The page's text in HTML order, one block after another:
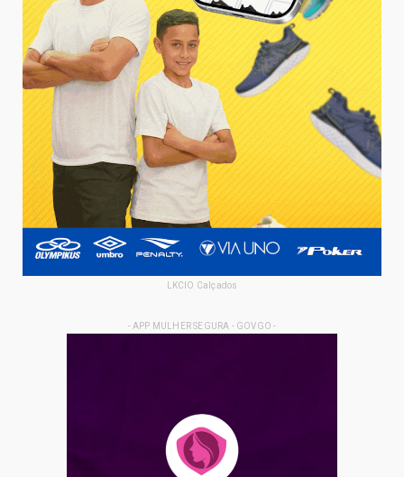
LKCIO Calçados
- APP MULHER SEGURA - GOVGO -